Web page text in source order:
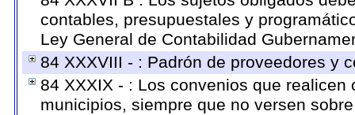
contables, presupuestales y
Ley General de Contabilidad
84 XXXVIII - : Padrón de proveedores y
84 XXXIX - : Los convenios que
municipios, siempre que no versen